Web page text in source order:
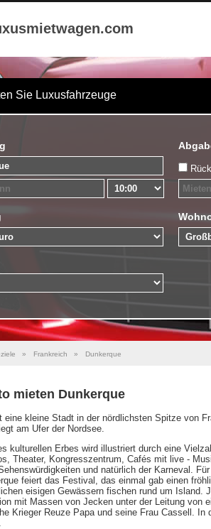
Sie Luxusfahrzeuge
» Frankreich » Dunkerque
mieten Dunkerque
eine kleine Stadt in der nördlichsten Spitze von
am Ufer der Nordsee.
kulturellen Erbes wird illustriert durch eine
Theater, Kongresszentrum, Cafés mit live -
und natürlich der Karneval.
feiert das Festival, das einmal gab einen
eisigen Gewässern fischen rund um Island.
mit Massen von Jecken unter der Leitung von
Krieger Reuze Papa und seine Frau Cassell. In